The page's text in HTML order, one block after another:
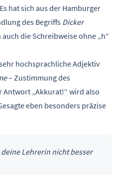
hat sich aus der Hamburger
des Begriffs Dicker
die Schreibweise ohne „h“
hochsprachliche Adjektiv
– Zustimmung des
Antwort „Akkurat!“ wird also
eben besonders präzise
Lehrerin nicht besser